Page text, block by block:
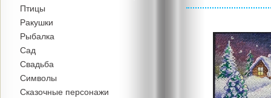
Птицы
Ракушки
Рыбалка
Сад
Свадьба
Символы
Сказочные персонажи